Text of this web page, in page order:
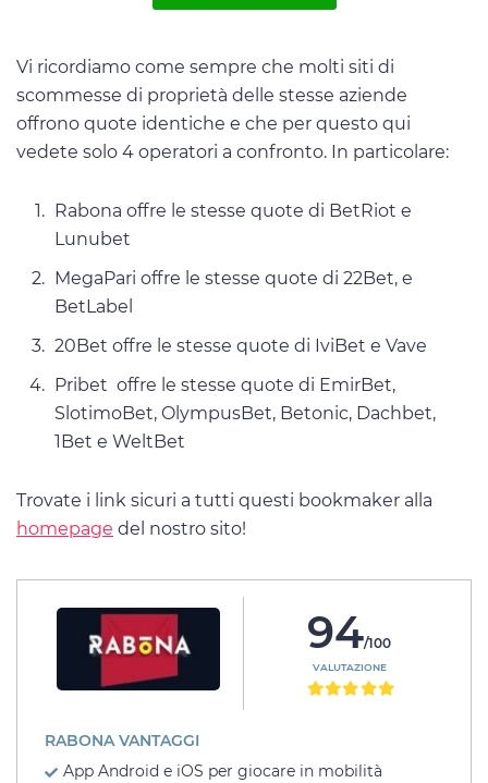
Vi ricordiamo come sempre che molti siti di
scommesse di proprietà delle stesse aziende
offrono quote identiche e che per questo qui
vedete solo 4 operatori a confronto. In particolare:
Rabona offre le stesse quote di BetRiot e
Lunubet
MegaPari offre le stesse quote di 22Bet, e
BetLabel
20Bet offre le stesse quote di IviBet e Vave
Pribet offre le stesse quote di EmirBet,
SlotimoBet, OlympusBet, Betonic, Dachbet,
1Bet e WeltBet
Trovate i link sicuri a tutti questi bookmaker alla
homepage del nostro sito!
94/100
VALUTAZIONE
RABONA VANTAGGI
App Android e iOS per giocare in mobilità